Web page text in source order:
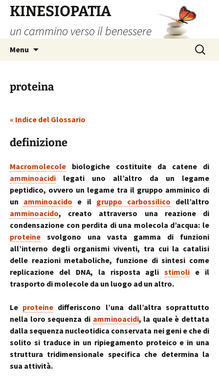
contenuto
KINESIOPATIA
un cammino verso il benessere
Menu
Ricerca
per:
proteina
« Indice del Glossario
definizione
Macromolecole biologiche costituite da catene di
amminoacidi legati uno all’altro da un legame
peptidico, ovvero un legame tra il gruppo amminico di
un amminoacido e il gruppo carbossilico dell’altro
amminoacido, creato attraverso una reazione di
condensazione con perdita di una molecola d’acqua: le
proteine svolgono una vasta gamma di funzioni
all’interno degli organismi viventi, tra cui la catalisi
delle reazioni metaboliche, funzione di sintesi come
replicazione del DNA, la risposta aglistimoli e il
trasporto di molecole da un luogo ad un altro.
Le proteine differiscono l’una dall’altra soprattutto
nella loro sequenza di amminoacidi, la quale è dettata
dalla sequenza nucleotidica conservata nei geni e che di
solito si traduce in un ripiegamento proteico e in una
struttura tridimensionale specifica che determina la
sua attività.